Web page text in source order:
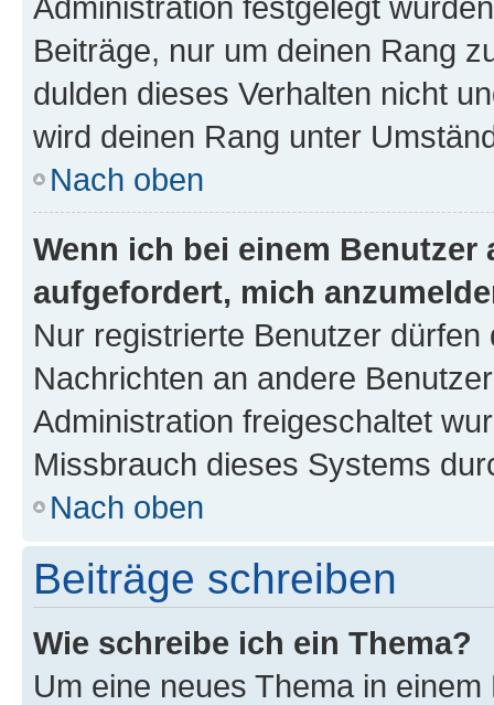
Beiträge, nur um deinen Rang
dulden dieses Verhalten nicht
wird deinen Rang unter
Nach oben
Wenn ich bei einem
aufgefordert, mich
Nur registrierte Benutzer
Nachrichten an andere
Administration freigeschaltet
Missbrauch dieses Systems
Nach oben
Beiträge schreiben
Wie schreibe ich ein Thema?
Um eine neues Thema in